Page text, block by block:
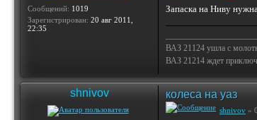
Сообщений: 1019
Зарегистрирован: 20 авг 2011,
22:35
Запаска на Ниву
ВАЗ 21124 ушла с
ВАЗ 21214 ждет
shnivov колеса на уаз
shnivov »